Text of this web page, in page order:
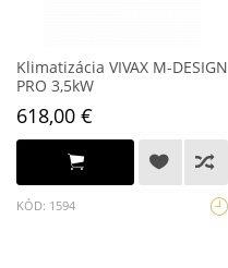
Klimatizácia VIVAX M-DESIGN
PRO 3,5kW
618,00 €
KÓD: 1594